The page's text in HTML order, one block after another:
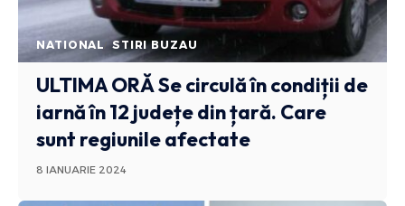
NATIONAL STIRI BUZAU
ULTIMA ORĂSe circulă în condiții de
iarnă în 12 județe din țară. Care
sunt regiunile afectate
8 IANUARIE 2024